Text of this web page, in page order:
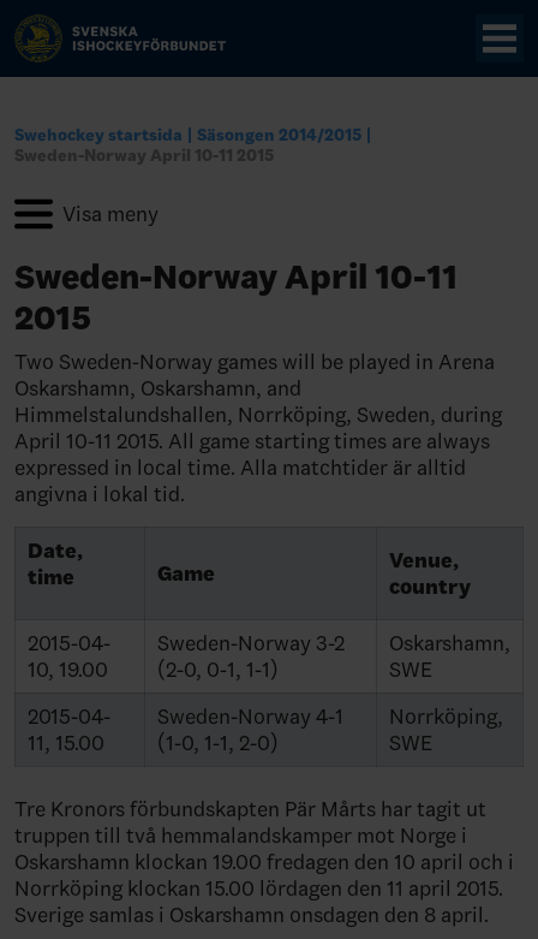
Swehockey startsida
Säsongen 2014/2015
Sweden-Norway April 10-11 2015
Sweden-Norway April 10-11
2015
Two Sweden-Norway games will be played in Arena
Oskarshamn, Oskarshamn, and
Himmelstalundshallen, Norrköping, Sweden, during
April 10-11 2015. All game starting times are always
expressed in local time. Alla matchtider är alltid
angivna i lokal tid.
Date,
time
Game
Venue,
country
2015-04-
10, 19.00
Sweden-Norway 3-2
(2-0, 0-1, 1-1)
Oskarshamn,
SWE
2015-04-
11, 15.00
Sweden-Norway 4-1
(1-0, 1-1, 2-0)
Norrköping,
SWE
Tre Kronors förbundskapten Pär Mårts har tagit ut
truppen till två hemmalandskamper mot Norge i
Oskarshamn klockan 19.00 fredagen den 10 april och i
Norrköping klockan 15.00 lördagen den 11 april 2015.
Sverige samlas i Oskarshamn onsdagen den 8 april.